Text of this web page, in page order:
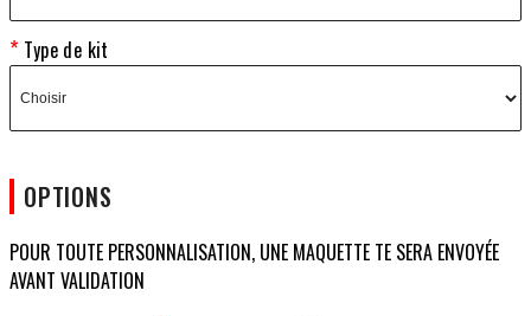
Type de kit
OPTIONS
POUR TOUTE PERSONNALISATION, UNE MAQUETTE TE SERA ENVOYÉE
AVANT VALIDATION